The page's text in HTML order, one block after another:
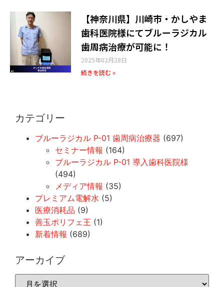
【神奈川県】川崎市・かしやま
歯科医院様​にてブルーラジカル
歯周病治療が可能に！
2025年02月28日
続きを読む »
カテゴリー
ブルーラジカル P-01 歯周病治療器 (697)
セミナー情報 (164)
ブルーラジカル P-01 導入歯科医院様
(494)
メディア情報 (35)
プレミアム電解水 (5)
医療消耗品 (9)
善玉ポリフェ王 (1)
新着情報 (689)
アーカイブ